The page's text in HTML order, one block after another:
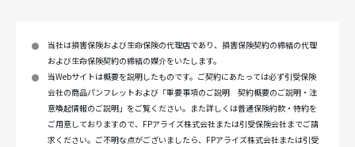
当社は損害保険および生命保険の代理店であり、損害保険契約の締結の代理
および生命保険契約の締結の媒介をいたします。
当Webサイトは概要を説明したものです。ご契約にあたっては必ず引受保険
会社の商品パンフレットおよび「重要事項のご説明 契約概要のご説明・注
意喚起情報のご説明」をご覧ください。また詳しくは普通保険約款・特約を
ご用意しておりますので、FPアライズ株式会社または引受保険会社までご請
求ください。ご不明な点がございましたら、FPアライズ株式会社または引受